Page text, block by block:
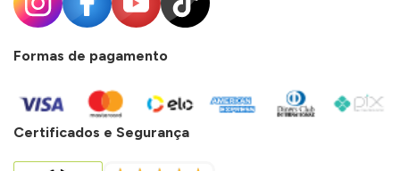
Formas de pagamento
Certificados e Segurança